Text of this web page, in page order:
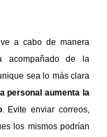
a cabo de manera
acompañado de la
sea lo más clara
personal aumenta la
. Evite enviar correos,
los mismos podrían